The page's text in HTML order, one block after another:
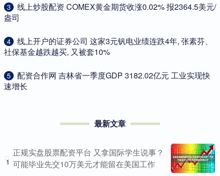
3
​线上炒股配资 COMEX黄金期货收涨0.02% 报2364.5美元/
盎司
4
​线上开户的证券公司 这家3元钒电业绩连跌4年, 张素芬、
社保基金越跌越买, 又被套10%
5
​配资合作网 吉林省一季度GDP 3182.02亿元 工业实现快
速增长
最新文章
1
正规实盘股票配资平台 又拿国际学生说事？
可能毕业先交10万美元才能留在美国工作